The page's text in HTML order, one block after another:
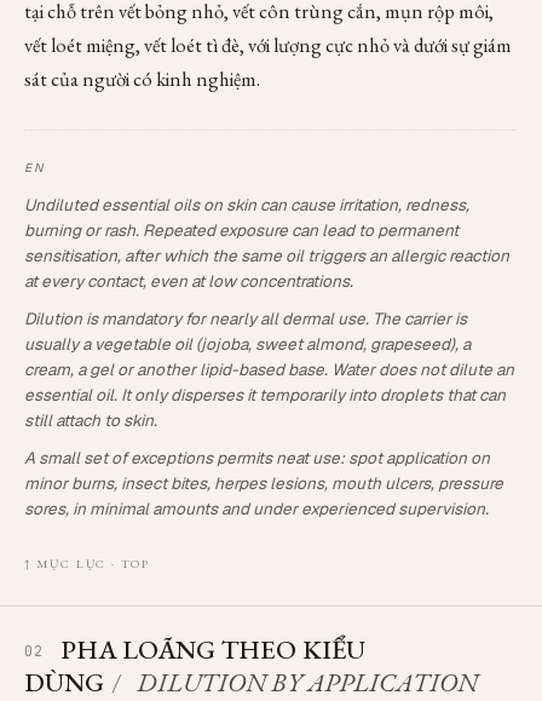
tại chỗ trên vết bỏng nhỏ, vết côn trùng cắn, mụn rộp môi,
vết loét miệng, vết loét tì đè, với lượng cực nhỏ và dưới sự giám
sát của người có kinh nghiệm.
Undiluted essential oils on skin can cause irritation, redness,
burning or rash. Repeated exposure can lead to permanent
sensitisation, after which the same oil triggers an allergic reaction
at every contact, even at low concentrations.
Dilution is mandatory for nearly all dermal use. The carrier is
usually a vegetable oil (jojoba, sweet almond, grapeseed), a
cream, a gel or another lipid-based base. Water does not dilute an
essential oil. It only disperses it temporarily into droplets that can
still attach to skin.
A small set of exceptions permits neat use: spot application on
minor burns, insect bites, herpes lesions, mouth ulcers, pressure
sores, in minimal amounts and under experienced supervision.
↑ MỤC LỤC · TOP
02
PHA LOÃNG THEO KIỂU
DÙNG / DILUTION BY APPLICATION